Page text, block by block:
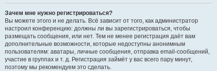
Зачем мне нужно регистрироваться?
Вы можете этого и не делать. Всё зависит от того, как администратор
настроил конференцию: должны ли вы зарегистрироваться, чтобы
размещать сообщения, или нет. Тем не менее регистрация даёт вам
дополнительные возможности, которые недоступны анонимным
пользователям: аватары, личные сообщения, отправка email-сообщений,
участие в группах и т. д. Регистрация займёт у вас всего пару минут,
поэтому мы рекомендуем это сделать.